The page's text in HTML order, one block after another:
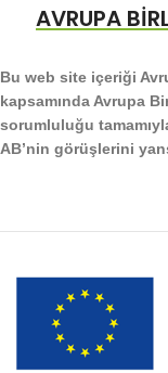
AVRUPA
Bu web site içeriği
kapsamında Avrupa
sorumluluğu
AB’nin görüşlerini